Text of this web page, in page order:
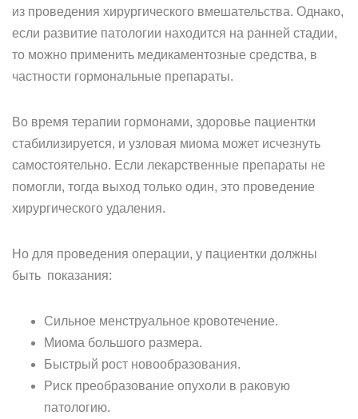
из проведения хирургического вмешательства. Однако,
если развитие патологии находится на ранней стадии,
то можно применить медикаментозные средства, в
частности гормональные препараты.
Во время терапии гормонами, здоровье пациентки
стабилизируется, и узловая миома может исчезнуть
самостоятельно. Если лекарственные препараты не
помогли, тогда выход только один, это проведение
хирургического удаления.
Но для проведения операции, у пациентки должны
быть показания:
Сильное менструальное кровотечение.
Миома большого размера.
Быстрый рост новообразования.
Риск преобразование опухоли в раковую
патологию.